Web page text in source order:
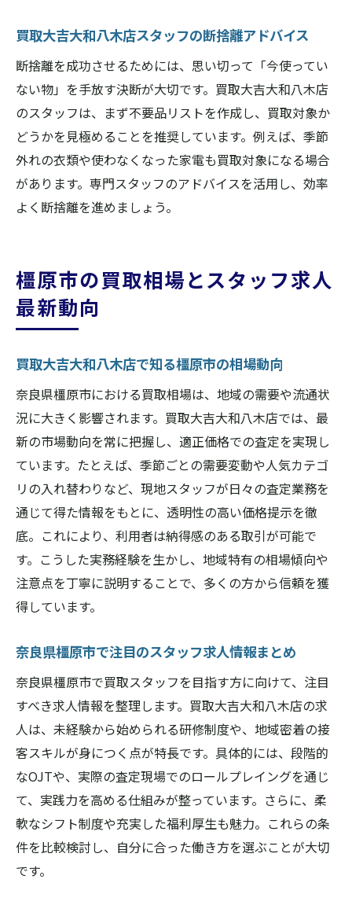
買取大吉大和八木店スタッフの断捨離アドバイス
断捨離を成功させるためには、思い切って「今使ってい
ない物」を手放す決断が大切です。買取大吉大和八木店
のスタッフは、まず不要品リストを作成し、買取対象か
どうかを見極めることを推奨しています。例えば、季節
外れの衣類や使わなくなった家電も買取対象になる場合
があります。専門スタッフのアドバイスを活用し、効率
よく断捨離を進めましょう。
橿原市の買取相場とスタッフ求人
最新動向
買取大吉大和八木店で知る橿原市の相場動向
奈良県橿原市における買取相場は、地域の需要や流通状
況に大きく影響されます。買取大吉大和八木店では、最
新の市場動向を常に把握し、適正価格での査定を実現し
ています。たとえば、季節ごとの需要変動や人気カテゴ
リの入れ替わりなど、現地スタッフが日々の査定業務を
通じて得た情報をもとに、透明性の高い価格提示を徹
底。これにより、利用者は納得感のある取引が可能で
す。こうした実務経験を生かし、地域特有の相場傾向や
注意点を丁寧に説明することで、多くの方から信頼を獲
得しています。
奈良県橿原市で注目のスタッフ求人情報まとめ
奈良県橿原市で買取スタッフを目指す方に向けて、注目
すべき求人情報を整理します。買取大吉大和八木店の求
人は、未経験から始められる研修制度や、地域密着の接
客スキルが身につく点が特長です。具体的には、段階的
なOJTや、実際の査定現場でのロールプレイングを通じ
て、実践力を高める仕組みが整っています。さらに、柔
軟なシフト制度や充実した福利厚生も魅力。これらの条
件を比較検討し、自分に合った働き方を選ぶことが大切
です。